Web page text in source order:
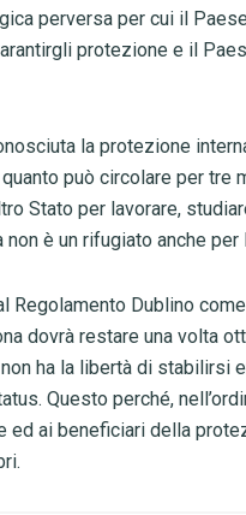
perversa per cui il
protezione e il
la protezione
può circolare per tre
Stato per lavorare,
è un rifugiato anche per
Regolamento Dublino
dovrà restare una volta
ha la libertà di stabilirsi
Questo perché,
ai beneficiari della